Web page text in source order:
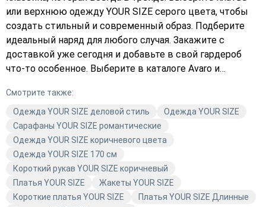
или верхнюю одежду YOUR SIZE серого цвета, чтобы
создать стильный и современный образ. Подберите
идеальный наряд для любого случая. Закажите с
доставкой уже сегодня и добавьте в свой гардероб
что-то особенное. Выберите в каталоге Avaro и
Смотрите также:
Одежда YOUR SIZE деловой стиль
Одежда YOUR SIZE
Сарафаны YOUR SIZE романтические
Одежда YOUR SIZE коричневого цвета
Одежда YOUR SIZE 170 см
Короткий рукав YOUR SIZE коричневый
Платья YOUR SIZE
Жакеты YOUR SIZE
Короткие платья YOUR SIZE
Платья YOUR SIZE Длинные